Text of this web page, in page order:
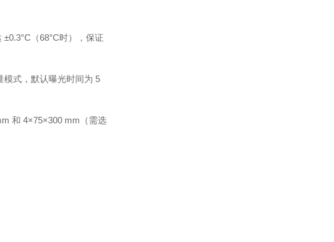
（68°C时），保证
模式，默认曝光时间为 5
和 4×75×300 mm（需选